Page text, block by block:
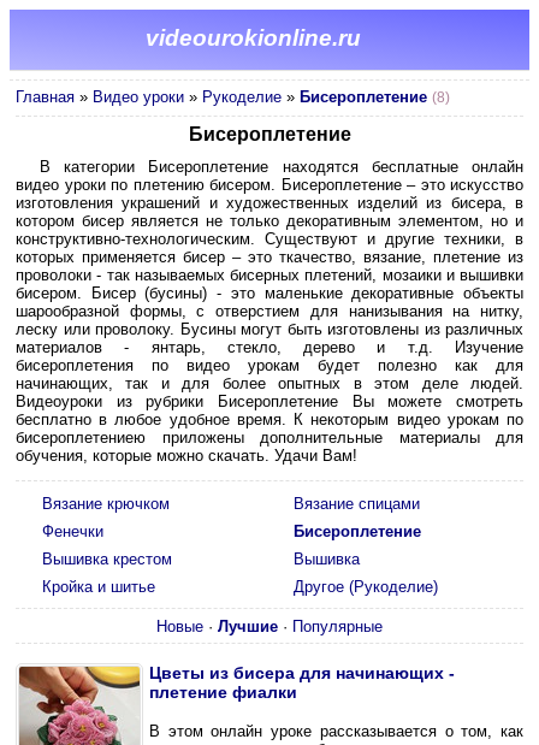
videourokionline.ru
Главная » Видео уроки » Рукоделие » Бисероплетение (8)
Бисероплетение
В категории Бисероплетение находятся бесплатные онлайн
видео уроки по плетению бисером. Бисероплетение – это искусство
изготовления украшений и художественных изделий из бисера, в
котором бисер является не только декоративным элементом, но и
конструктивно-технологическим. Существуют и другие техники, в
которых применяется бисер – это ткачество, вязание, плетение из
проволоки - так называемых бисерных плетений, мозаики и вышивки
бисером. Бисер (бусины) - это маленькие декоративные объекты
шарообразной формы, с отверстием для нанизывания на нитку,
леску или проволоку. Бусины могут быть изготовлены из различных
материалов - янтарь, стекло, дерево и т.д. Изучение
бисероплетения по видео урокам будет полезно как для
начинающих, так и для более опытных в этом деле людей.
Видеоуроки из рубрики Бисероплетение Вы можете смотреть
бесплатно в любое удобное время. К некоторым видео урокам по
бисероплетениею приложены дополнительные материалы для
обучения, которые можно скачать. Удачи Вам!
Вязание крючком
Вязание спицами
Фенечки
Бисероплетение
Вышивка крестом
Вышивка
Кройка и шитье
Другое (Рукоделие)
Новые · Лучшие · Популярные
Цветы из бисера для начинающих -
плетение фиалки
В этом онлайн уроке рассказывается о том, как